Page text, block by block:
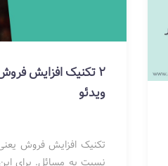
2 تکنیک افزایش
ویدئو
تکنیک افزایش فروش